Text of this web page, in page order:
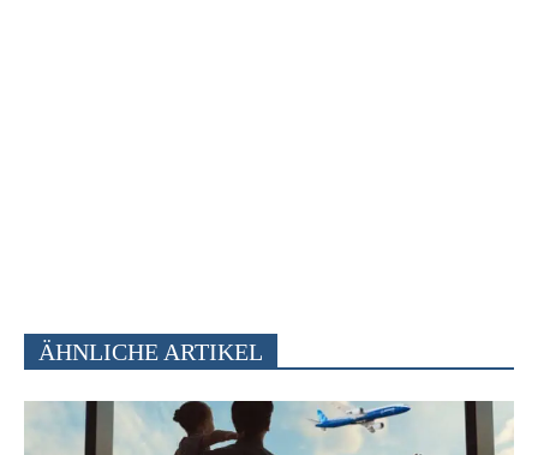
ÄHNLICHE ARTIKEL